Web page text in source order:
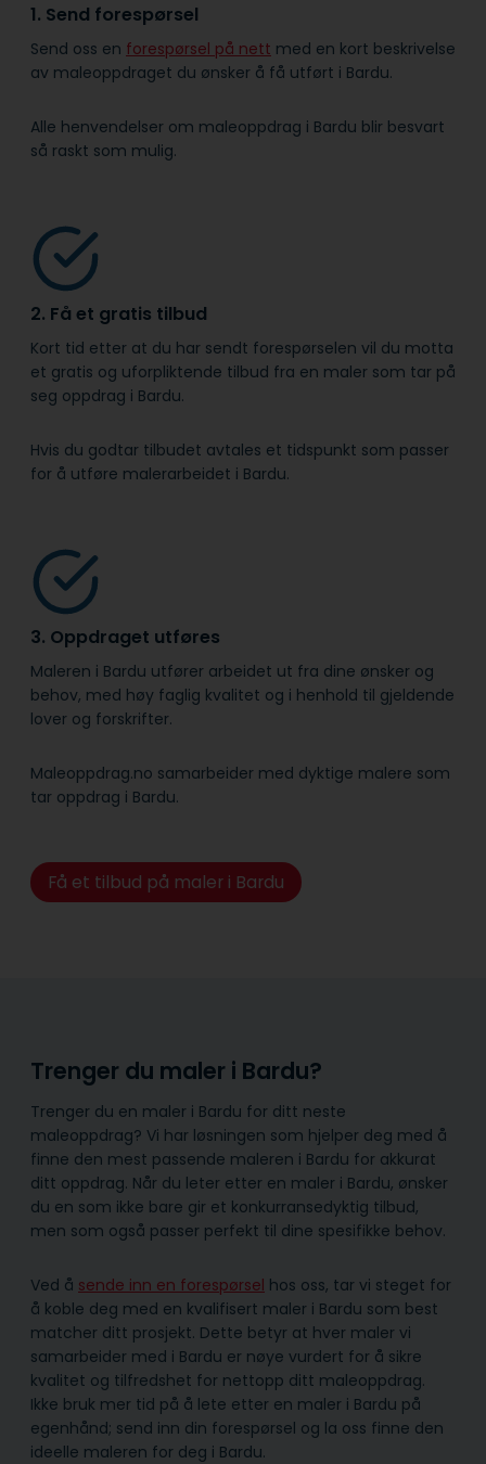
1. Send forespørsel
Send oss en forespørsel på nett med en kort beskrivelse
av maleoppdraget du ønsker å få utført i Bardu.
Alle henvendelser om maleoppdrag i Bardu blir besvart
så raskt som mulig.
2. Få et gratis tilbud
Kort tid etter at du har sendt forespørselen vil du motta
et gratis og uforpliktende tilbud fra en maler som tar på
seg oppdrag i Bardu.
Hvis du godtar tilbudet avtales et tidspunkt som passer
for å utføre malerarbeidet i Bardu.
3. Oppdraget utføres
Maleren i Bardu utfører arbeidet ut fra dine ønsker og
behov, med høy faglig kvalitet og i henhold til gjeldende
lover og forskrifter.
Maleoppdrag.no samarbeider med dyktige malere som
tar oppdrag i Bardu.
Få et tilbud på maler i Bardu
Trenger du maler i Bardu?
Trenger du en maler i Bardu for ditt neste
maleoppdrag? Vi har løsningen som hjelper deg med å
finne den mest passende maleren i Bardu for akkurat
ditt oppdrag. Når du leter etter en maler i Bardu, ønsker
du en som ikke bare gir et konkurransedyktig tilbud,
men som også passer perfekt til dine spesifikke behov.
Ved å sende inn en forespørsel hos oss, tar vi steget for
å koble deg med en kvalifisert maler i Bardu som best
matcher ditt prosjekt. Dette betyr at hver maler vi
samarbeider med i Bardu er nøye vurdert for å sikre
kvalitet og tilfredshet for nettopp ditt maleoppdrag.
Ikke bruk mer tid på å lete etter en maler i Bardu på
egenhånd; send inn din forespørsel og la oss finne den
ideelle maleren for deg i Bardu.